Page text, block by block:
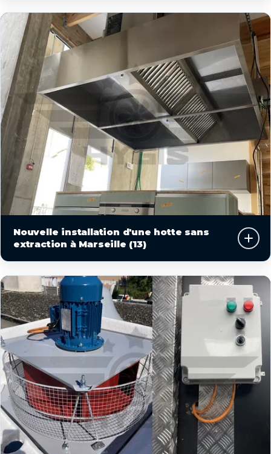
Nouvelle installation d'une hotte sans
extraction à Marseille (13)